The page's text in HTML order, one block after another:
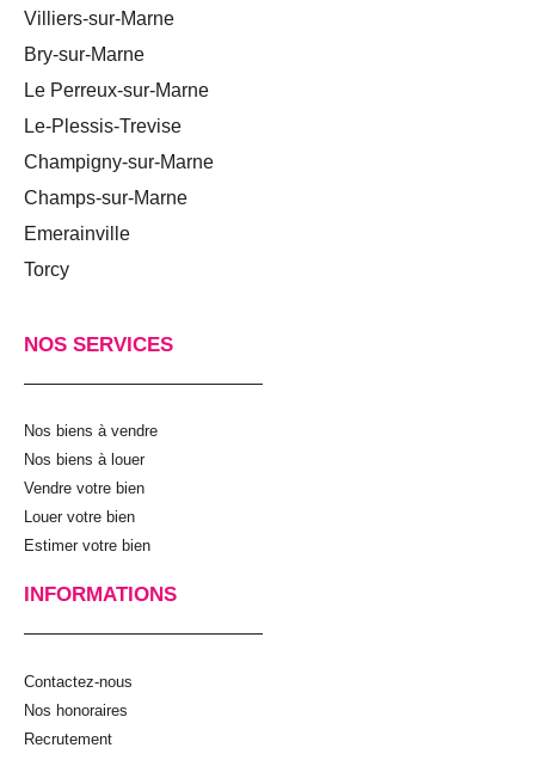
Villiers-sur-Marne
Bry-sur-Marne
Le Perreux-sur-Marne
Le-Plessis-Trevise
Champigny-sur-Marne
Champs-sur-Marne
Emerainville
Torcy
NOS SERVICES
Nos biens à vendre
Nos biens à louer
Vendre votre bien
Louer votre bien
Estimer votre bien
INFORMATIONS
Contactez-nous
Nos honoraires
Recrutement